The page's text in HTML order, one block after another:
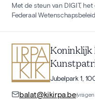
Met de steun van DIGIT,
Federaal
Jubelpark 1,
balat@kikirpa.be